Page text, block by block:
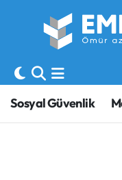
Sosyal Güvenlik
Sosyal Güvenlik
Sendika
SORU-CEVAP
Hava Durumu
Trafik Durumu
Süper Lig Puan